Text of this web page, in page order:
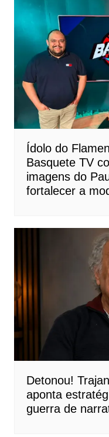
Ídolo do
Basquete TV
imagens do
fortalecer a
Detonou!
aponta
guerra de